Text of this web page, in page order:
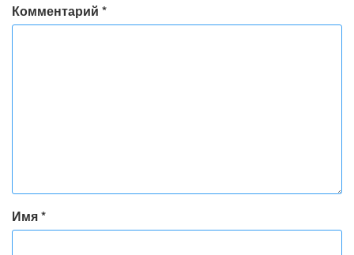
Комментарий *
Имя*